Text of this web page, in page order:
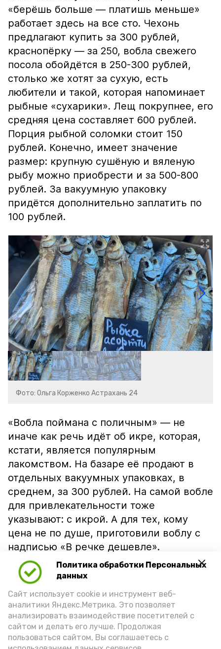
Политика обработки Персональных
данных
Сайт использует cookie и инструмент веб-
аналитики Яндекс.Метрика. Это позволяет
анализировать взаимодействие посетителей с
сайтом и делать его лучше. Продолжая
пользоваться сайтом, Вы соглашаетесь с
«берёшь больше — платишь меньше»
работает здесь на все сто. Чехонь
предлагают купить за 300 рублей,
краснопёрку — за 250, вобла свежего
посола обойдётся в 250-300 рублей,
столько же хотят за сухую, есть
любители и такой, которая напоминает
рыбные «сухарики». Лещ покрупнее, его
средняя цена составляет 600 рублей.
Порция рыбной соломки стоит 150
рублей. Конечно, имеет значение
размер: крупную сушёную и вяленую
рыбу можно приобрести и за 500-800
рублей. За вакуумную упаковку
придётся дополнительно заплатить по
100 рублей.
Фото: Ольга Корженко Астрахань 24
«Вобла поймана с поличным» — не
иначе как речь идёт об икре, которая,
кстати, является популярным
лакомством. На базаре её продают в
отдельных вакуумных упаковках, в
среднем, за 300 рублей. На самой вобле
для привлекательности тоже
указывают: с икрой. А для тех, кому
цена не по душе, приготовили воблу с
надписью «В речке дешевле».